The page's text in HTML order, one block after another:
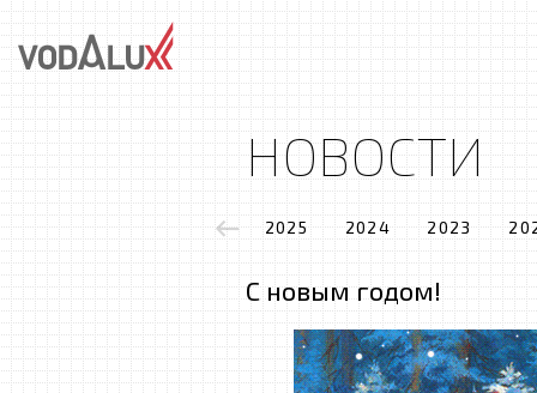
НОВОСТИ
2025 2024 2023
С новым годом!